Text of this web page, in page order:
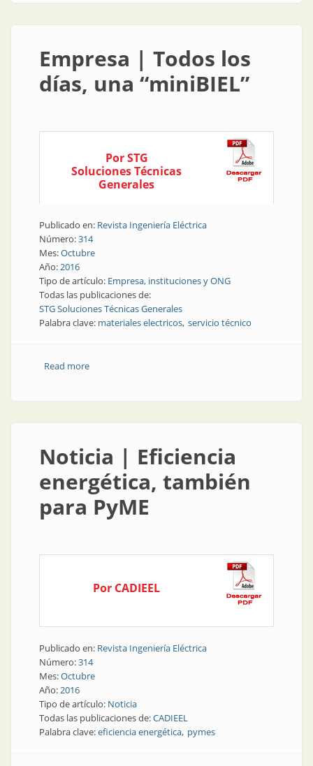
Empresa | Todos los
días, una “miniBIEL”
Por STG
Soluciones Técnicas
Generales
Publicado en: Revista Ingeniería Eléctrica
Número:314
Mes:Octubre
Año:2016
Tipo de artículo: Empresa, instituciones y ONG
Todas las publicaciones de:
STG Soluciones Técnicas Generales
Palabra clave: materiales electricos servicio técnico
Read moreabout Empresa | Todos los días, una “miniBIEL”
Noticia | Eficiencia
energética, también
para PyME
Por CADIEEL
Publicado en: Revista Ingeniería Eléctrica
Número:314
Mes:Octubre
Año:2016
Tipo de artículo: Noticia
Todas las publicaciones de:CADIEEL
Palabra clave:eficiencia energética pymes